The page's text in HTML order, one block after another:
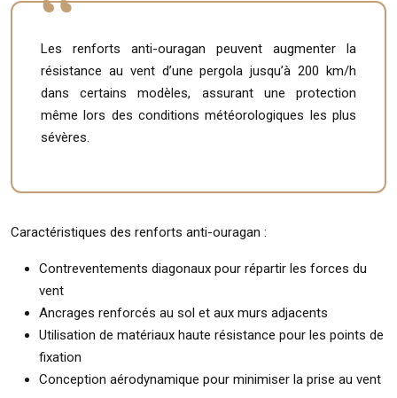
Les renforts anti-ouragan peuvent augmenter la
résistance au vent d’une pergola jusqu’à 200 km/h
dans certains modèles, assurant une protection
même lors des conditions météorologiques les plus
sévères.
Caractéristiques des renforts anti-ouragan :
Contreventements diagonaux pour répartir les forces du
vent
Ancrages renforcés au sol et aux murs adjacents
Utilisation de matériaux haute résistance pour les points de
fixation
Conception aérodynamique pour minimiser la prise au vent